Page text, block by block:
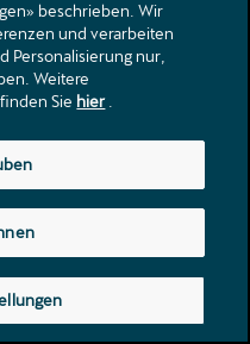
GNG AG
10
SG
57 57
beschrieben. Wir
und verarbeiten
Personalisierung nur,
Weitere
Sie hier.